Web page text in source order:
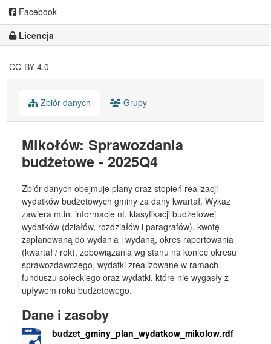
Facebook
Licencja
CC-BY-4.0
Zbiór danych Grupy
Mikołów: Sprawozdania
budżetowe - 2025Q4
Zbiór danych obejmuje plany oraz stopień realizacji
wydatków budżetowych gminy za dany kwartał. Wykaz
zawiera m.in. informacje nt. klasyfikacji budżetowej
wydatków (działów, rozdziałów i paragrafów), kwotę
zaplanowaną do wydania i wydaną, okres raportowania
(kwartał / rok), zobowiązania wg stanu na koniec okresu
sprawozdawczego, wydatki zrealizowane w ramach
funduszu sołeckiego oraz wydatki, które nie wygasły z
upływem roku budżetowego.
Dane i zasoby
budzet_gminy_plan_wydatkow_mikolow.rdf